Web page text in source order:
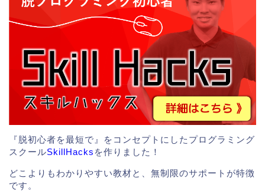
『脱初心者を最短で』をコンセプトにしたプログラミング
スクールSkillHacks を作りました！
どこよりもわかりやすい教材と、無制限のサポートが特徴
です。